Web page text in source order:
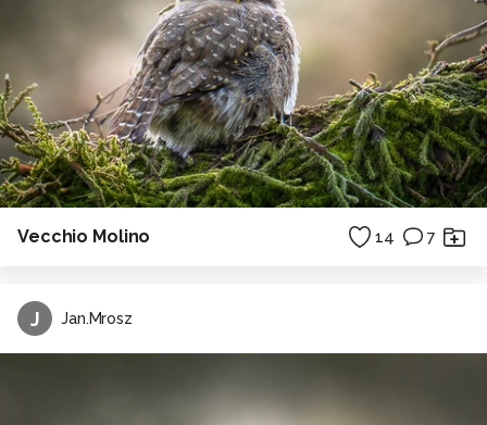
Vecchio Molino 14 7
J Jan.Mrosz